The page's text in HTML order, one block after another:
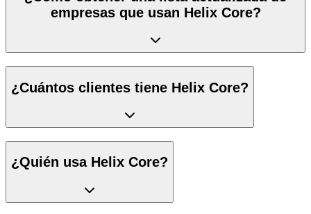
empresas que usan Helix Core?
¿Cuántos clientes tiene Helix Core?
¿Quién usa Helix Core?